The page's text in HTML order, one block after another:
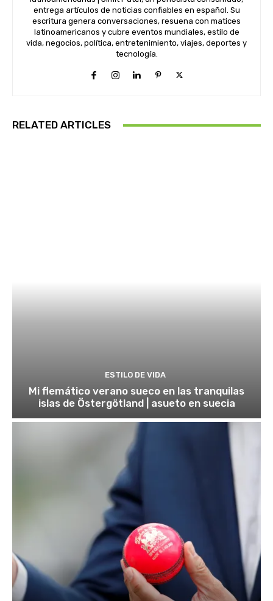
entrega artículos de noticias confiables en español. Su
escritura genera conversaciones, resuena con matices
latinoamericanos y cubre eventos mundiales, estilo de
vida, negocios, política, entretenimiento, viajes, deportes y
tecnología.
RELATED ARTICLES
ESTILO DE VIDA
Mi flemático verano sueco en las tranquilas
islas de Östergötland | asueto en suecia